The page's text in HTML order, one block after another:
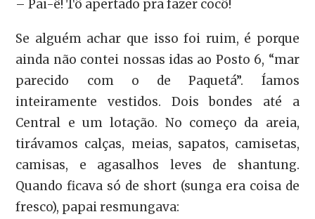
– Pai-ê! Tô apertado pra fazer cocô!
Se alguém achar que isso foi ruim, é porque
ainda não contei nossas idas ao Posto 6, “mar
parecido com o de Paquetá”. Íamos
inteiramente vestidos. Dois bondes até a
Central e um lotação. No começo da areia,
tirávamos calças, meias, sapatos, camisetas,
camisas, e agasalhos leves de shantung.
Quando ficava só de short (sunga era coisa de
fresco), papai resmungava: